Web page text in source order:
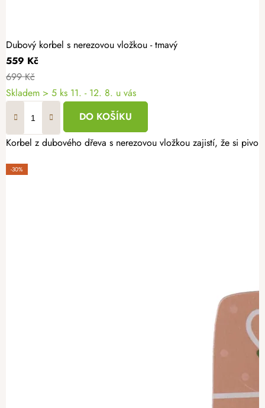
Dubový korbel s nerezovou vložkou - tmavý
559 Kč
699 Kč
Skladem > 5 ks 11. - 12. 8. u vás
DO KOŠÍKU
Korbel z dubového dřeva s nerezovou vložkou zajistí, že si
-30%